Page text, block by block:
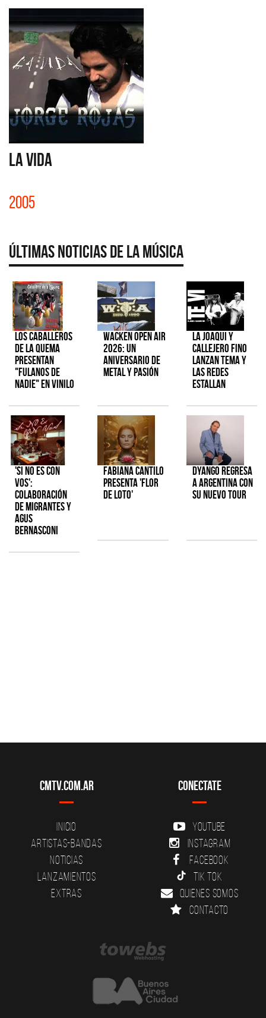
LA VIDA
2005
Últimas Noticias de la Música
Los Caballeros
de la Quema
presentan
"Fulanos de
Nadie" en vinilo
Wacken Open Air
2026: Un
aniversario de
metal y pasión
La Joaqui y
Callejero Fino
lanzan tema y
las redes
estallan
'Si No Es Con
Vos':
colaboración
de Migrantes y
Agus
Bernasconi
Fabiana Cantilo
presenta 'Flor
de Loto'
Dyango regresa
a Argentina con
su nuevo tour
CMTV.com.ar
Inicio
Artistas-Bandas
Noticias
Lanzamientos
Extras
Conectate
YouTube
Instagram
Facebook
Tik Tok
Quienes somos
Contacto